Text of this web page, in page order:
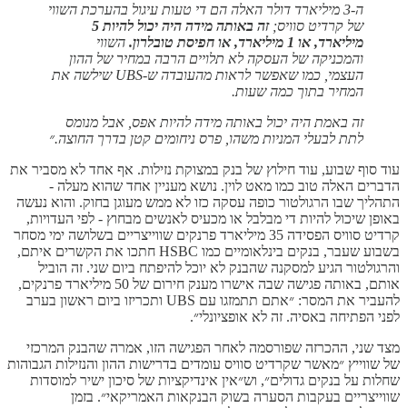
ה-3 מיליארד דולר האלה הם די טעות עיגול בהערכת השווי
של קרדיט סוויס;
זה באותה מידה היה יכול להיות 5
מיליארד, או 1 מיליארד, או חפיסת טובלרון.
השווי
והמכניקה של העסקה לא תלויים הרבה במחיר של ההון
העצמי, כמו שאפשר לראות מהעובדה ש-UBS שילשה את
המחיר בתוך כמה שעות.
זה באמת היה יכול באותה מידה להיות אפס, אבל מנומס
לתת לבעלי המניות משהו, פרס ניחומים קטן בדרך החוצה.״
עוד סוף שבוע, עוד חילוץ של בנק במצוקת נזילות. אף אחד לא מסביר את
הדברים האלה טוב כמו מאט לוין. נושא מעניין אחד שהוא מעלה -
התהליך שבו הרגולטור כופה עסקה כזו לא ממש מעוגן בחוק. והוא נעשה
באופן שיכול להיות די מבלבל או מכעיס לאנשים מבחוץ - לפי העדויות,
קרדיט סוויס הפסידה 35 מיליארד פרנקים שווייצריים בשלושה ימי מסחר
בשבוע שעבר, בנקים בינלאומיים כמו HSBC חתכו את הקשרים איתם,
והרגולטור הגיע למסקנה שהבנק לא יוכל להיפתח ביום שני. זה הוביל
אותם, באותה פגישה שבה אישרו מענק חירום של 50 מיליארד פרנקים,
להעביר את המסר: ״אתם תתמזגו עם UBS ותכריזו ביום ראשון בערב
לפני הפתיחה באסיה. זה לא אופציונלי״.
מצד שני, ההכרזה שפורסמה לאחר הפגישה הזו, אמרה שהבנק המרכזי
של שווייץ ״מאשר שקרדיט סוויס עומדים בדרישות ההון והנזילות הגבוהות
שחלות על בנקים גדולים״, וש״אין אינדיקציות של סיכון ישיר למוסדות
שווייצריים בעקבות הסערה בשוק הבנקאות האמריקאי״. בזמן